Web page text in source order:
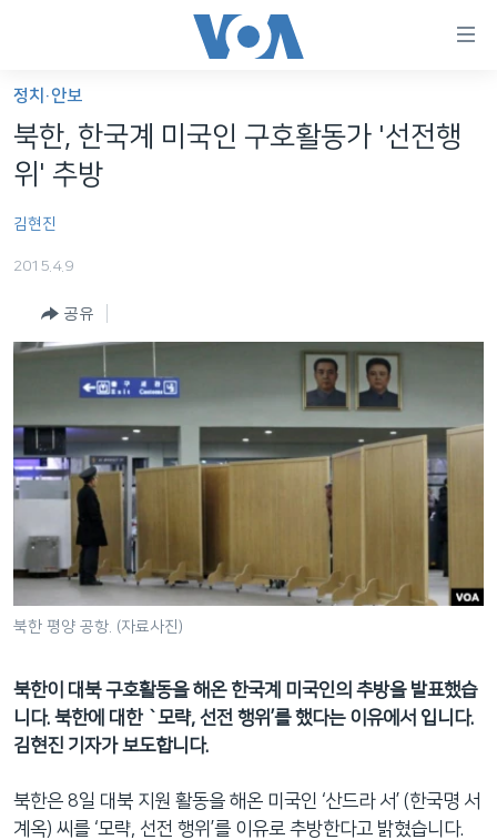
가
능
링
인
츠
동
메
인
게
션
동
으
세계
라디오
프로그램
주파수 안내
언어 선택
정치·안보
북한, 한국계 미국인 구호활동가 '선전행
위' 추방
김현진
2015.4.9
공유
북한 평양 공항. (자료사진)
북한이 대북 구호활동을 해온 한국계 미국인의 추방을 발표했습
니다. 북한에 대한 `모략, 선전 행위’를 했다는 이유에서 입니다.
김현진 기자가 보도합니다.
북한은 8일 대북 지원 활동을 해온 미국인 ‘산드라 서’ (한국명 서
계옥) 씨를 ‘모략, 선전 행위’를 이유로 추방한다고 밝혔습니다.